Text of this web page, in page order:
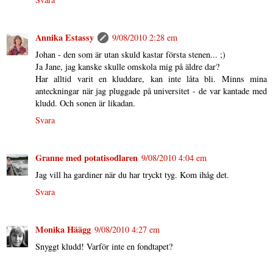
Annika Estassy
9/08/2010 2:28 em
Johan - den som är utan skuld kastar första stenen... ;)
Ja Jane, jag kanske skulle omskola mig på äldre dar?
Har alltid varit en kluddare, kan inte låta bli. Minns mina
anteckningar när jag pluggade på universitet - de var kantade med
kludd. Och sonen är likadan.
Svara
Granne med potatisodlaren 9/08/2010 4:04 em
Jag vill ha gardiner när du har tryckt tyg. Kom ihåg det.
Svara
Monika Häägg 9/08/2010 4:27 em
Snyggt kludd! Varför inte en fondtapet?